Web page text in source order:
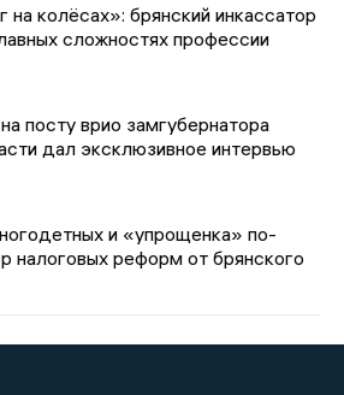
колёсах»: брянский инкассатор
сложностях профессии
посту врио замгубернатора
дал эксклюзивное интервью
и «упрощенка» по-
налоговых реформ от брянского